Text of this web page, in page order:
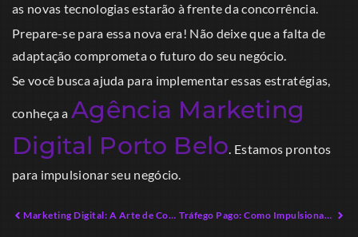
as novas tecnologias estarão à frente da concorrência.
Prepare-se para essa nova era! Não deixe que a falta de
adaptação comprometa o futuro do seu negócio.
Se você busca ajuda para implementar essas estratégias,
conheça a Agência Marketing
Digital Porto Belo. Estamos prontos
para impulsionar seu negócio.
Marketing Digital: A Arte de Conquistar Corações e Mentes Tráfego Pago: Como Impulsionar o Seu Negócio em 2026